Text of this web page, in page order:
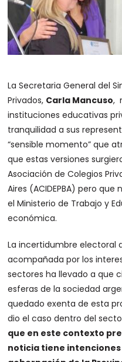
La Secretaria General del
Privados, Carla Mancuso,
instituciones educativas
tranquilidad a sus
“sensible momento” que
que estas versiones
Asociación de Colegios
Aires (ACIDEPBA) pero
el Ministerio de Trabajo y
económica.
La incertidumbre electoral
acompañada por los
sectores ha llevado a que
esferas de la sociedad
quedado exenta de esta
dio el caso dentro del
que en este contexto
noticia tiene